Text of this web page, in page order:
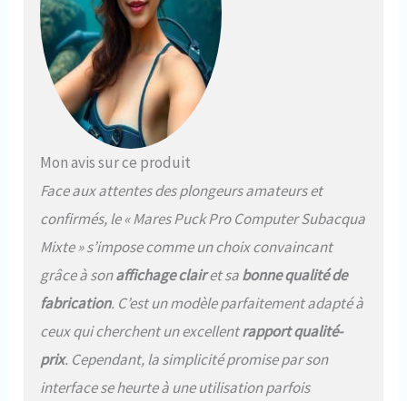
Mon avis sur ce produit
Face aux attentes des plongeurs amateurs et
confirmés, le « Mares Puck Pro Computer Subacqua
Mixte » s’impose comme un choix convaincant
grâce à sonaffichage clairet sabonne qualité de
fabrication. C’est un modèle parfaitement adapté à
ceux qui cherchent un excellentrapport qualité-
prix. Cependant, la simplicité promise par son
interface se heurte à une utilisation parfois